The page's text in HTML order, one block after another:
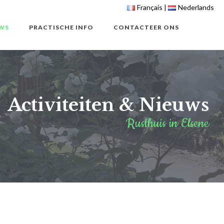
Français Nederlands
PRACTISCHE INFO CONTACTEER ONS
Activiteiten & Nieuws
Rusthuis in Elsene